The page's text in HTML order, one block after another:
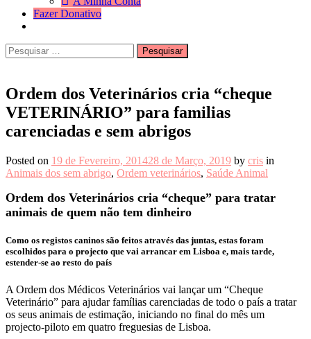
Fazer Donativo
Search
Pesquisar
por:
Ordem dos Veterinários cria “cheque
VETERINÁRIO” para familias
carenciadas e sem abrigos
Posted on 19 de Fevereiro, 201428 de Março, 2019 by cris in
Animais dos sem abrigo, Ordem veterinários, Saúde Animal
Ordem dos Veterinários cria “cheque” para tratar
animais de quem não tem dinheiro
Como os registos caninos são feitos através das juntas, estas foram
escolhidos para o projecto que vai arrancar em Lisboa e, mais tarde,
estender-se ao resto do país
A Ordem dos Médicos Veterinários vai lançar um “Cheque
Veterinário” para ajudar famílias carenciadas de todo o país a tratar
os seus animais de estimação, iniciando no final do mês um
projecto-piloto em quatro freguesias de Lisboa.